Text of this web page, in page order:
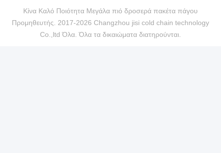
Κίνα Καλό Ποιότητα Μεγάλα πιό δροσερά πακέτα πάγου
Προμηθευτής. 2017-2026 Changzhou jisi cold chain technology
Co.,ltd Όλα. Όλα τα δικαιώματα διατηρούνται.